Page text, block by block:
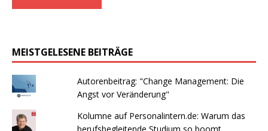
MEISTGELESENE BEITRÄGE
Autorenbeitrag: "Change Management: Die
Angst vor Veränderung"
Kolumne auf Personalintern.de: Warum das